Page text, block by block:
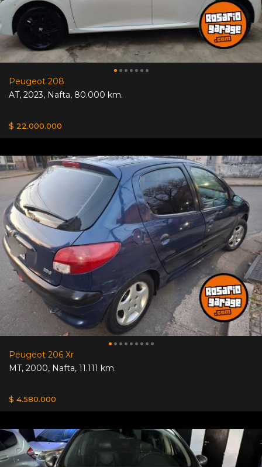
Peugeot 208
AT, 2023, Nafta, 80.000 km.
$ 22.000.000
Peugeot 206 Xr
MT, 2000, Nafta, 11.111 km.
$ 4.580.000